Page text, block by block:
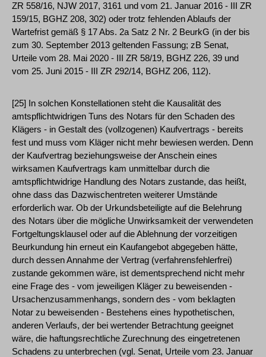
ZR 558/16, NJW 2017, 3161 und vom 21. Januar 2016 - III ZR
159/15, BGHZ 208, 302) oder trotz fehlenden Ablaufs der
Wartefrist gemäß § 17 Abs. 2a Satz 2 Nr. 2 BeurkG (in der bis
zum 30. September 2013 geltenden Fassung; zB Senat,
Urteile vom 28. Mai 2020 - III ZR 58/19, BGHZ 226, 39 und
vom 25. Juni 2015 - III ZR 292/14, BGHZ 206, 112).
[25] In solchen Konstellationen steht die Kausalität des
amtspflichtwidrigen Tuns des Notars für den Schaden des
Klägers - in Gestalt des (vollzogenen) Kaufvertrags - bereits
fest und muss vom Kläger nicht mehr bewiesen werden. Denn
der Kaufvertrag beziehungsweise der Anschein eines
wirksamen Kaufvertrags kam unmittelbar durch die
amtspflichtwidrige Handlung des Notars zustande, das heißt,
ohne dass das Dazwischentreten weiterer Umstände
erforderlich war. Ob der Urkundsbeteiligte auf die Belehrung
des Notars über die mögliche Unwirksamkeit der verwendeten
Fortgeltungsklausel oder auf die Ablehnung der vorzeitigen
Beurkundung hin erneut ein Kaufangebot abgegeben hätte,
durch dessen Annahme der Vertrag (verfahrensfehlerfrei)
zustande gekommen wäre, ist dementsprechend nicht mehr
eine Frage des - vom jeweiligen Kläger zu beweisenden -
Ursachenzusammenhangs, sondern des - vom beklagten
Notar zu beweisenden - Bestehens eines hypothetischen,
anderen Verlaufs, der bei wertender Betrachtung geeignet
wäre, die haftungsrechtliche Zurechnung des eingetretenen
Schadens zu unterbrechen (vgl. Senat, Urteile vom 23. Januar